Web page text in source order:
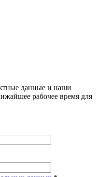
данные и наши
рабочее время для